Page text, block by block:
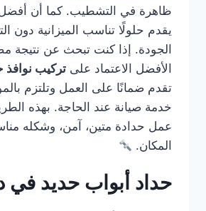
ظاهرة في التشطيب. كما أن
يقدم حلولًا تناسب الميزانية دون
الجودة. إذا كنت تبحث عن نتيجة
الأفضل الاعتماد على تركيب
تقدم ضمانًا على العمل وتلتزم
خدمة صيانة عند الحاجة. بهذه
عمل حدادة متين، آمن، وشكله
المكان.
حداد أبواب حديد في